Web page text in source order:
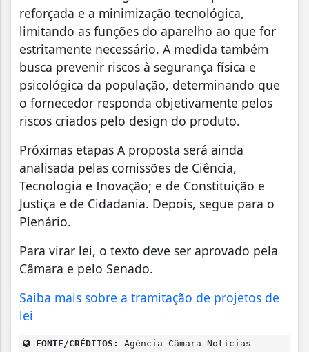
reforçada e a minimização tecnológica,
limitando as funções do aparelho ao que for
estritamente necessário. A medida também
busca prevenir riscos à segurança física e
psicológica da população, determinando que
o fornecedor responda objetivamente pelos
riscos criados pelo design do produto.
Próximas etapas A proposta será ainda
analisada pelas comissões de Ciência,
Tecnologia e Inovação; e de Constituição e
Justiça e de Cidadania. Depois, segue para o
Plenário.
Para virar lei, o texto deve ser aprovado pela
Câmara e pelo Senado.
Saiba mais sobre a tramitação de projetos de
lei
FONTE/CRÉDITOS: Agência Câmara Notícias